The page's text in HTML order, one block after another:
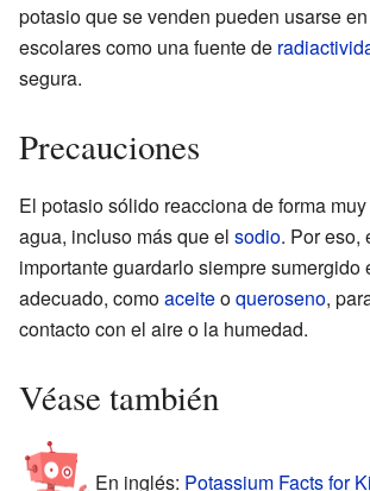
potasio que se venden pueden usarse
escolares como una fuente de
segura.
Precauciones
El potasio sólido reacciona de forma
agua, incluso más que el sodio. Por eso,
importante guardarlo siempre sumergido
adecuado, comoaceiteoqueroseno,
contacto con el aire o la humedad.
Véase también
En inglés: Potassium Facts for